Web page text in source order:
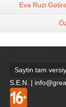
Evə Ruzi
Saytin tam
S.E.N. |